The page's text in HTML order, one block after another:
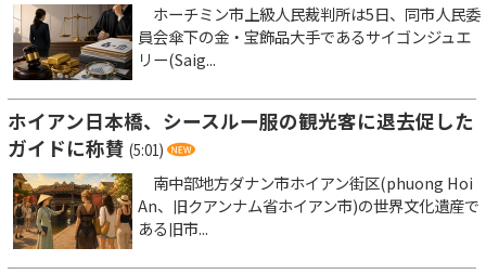
ホーチミン市上級人民裁判所は5日、同市人民委
員会傘下の金・宝飾品大手であるサイゴンジュエ
リー(Saig...
ホイアン日本橋、シースルー服の観光客に退去促した
ガイドに称賛 (5:01)
南中部地方ダナン市ホイアン街区(phuong Hoi
An、旧クアンナム省ホイアン市)の世界文化遺産で
ある旧市...